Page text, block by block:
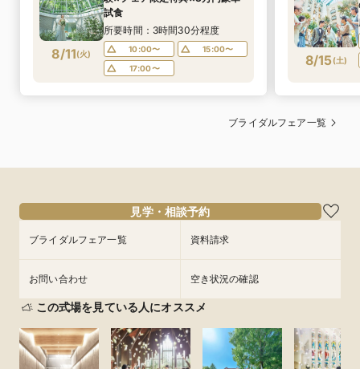
8/11(火)
試食
所要時間：3時間30分程度
10:00〜
15:00〜
17:00〜
8/15(土)
ブライダルフェア一覧
見学・相談予約
ブライダルフェア一覧 資料請求
お問い合わせ 空き状況の確認
この式場を見ている人にオススメ